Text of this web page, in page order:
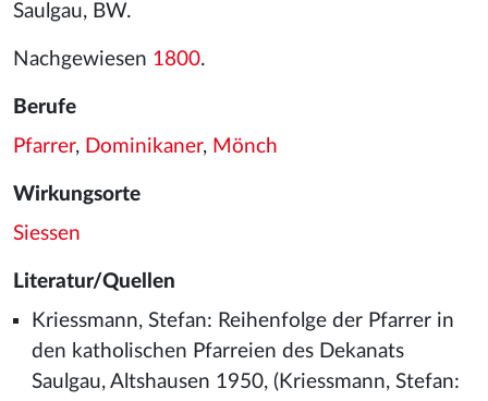
Saulgau, BW.
Nachgewiesen 1800.
Berufe
Pfarrer, Dominikaner, Mönch
Wirkungsorte
Siessen
Literatur/Quellen
Kriessmann, Stefan: Reihenfolge der Pfarrer in
den katholischen Pfarreien des Dekanats
Saulgau, Altshausen 1950, (Kriessmann, Stefan: